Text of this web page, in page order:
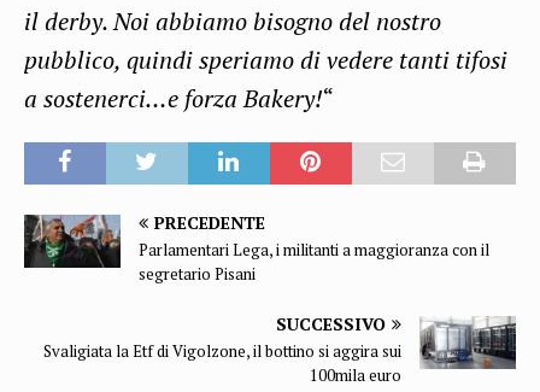
il derby. Noi abbiamo bisogno del nostro
pubblico, quindi speriamo di vedere tanti tifosi
a sostenerci…e forza Bakery!“
PRECEDENTE
Parlamentari Lega, i militanti a maggioranza con il
segretario Pisani
SUCCESSIVO
Svaligiata la Etf di Vigolzone, il bottino si aggira sui
100mila euro